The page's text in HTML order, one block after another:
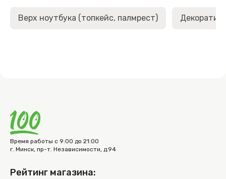
Верх ноутбука (топкейс, палмрест)
Время работы с 9:00 до 21:00
г. Минск, пр-т. Независимости, д.94
Рейтинг магазина: